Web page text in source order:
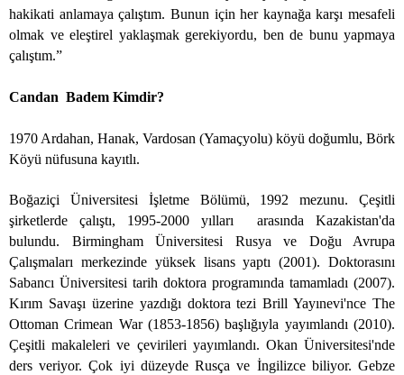
hakikati anlamaya çalıştım. Bunun için her kaynağa karşı mesafeli
olmak ve eleştirel yaklaşmak gerekiyordu, ben de bunu yapmaya
çalıştım.”
Candan Badem Kimdir?
1970 Ardahan, Hanak, Vardosan (Yamaçyolu) köyü doğumlu, Börk
Köyü nüfusuna kayıtlı.
Boğaziçi Üniversitesi İşletme Bölümü, 1992 mezunu. Çeşitli
şirketlerde çalıştı, 1995-2000 yılları arasında Kazakistan'da
bulundu. Birmingham Üniversitesi Rusya ve Doğu Avrupa
Çalışmaları merkezinde yüksek lisans yaptı (2001). Doktorasını
Sabancı Üniversitesi tarih doktora programında tamamladı (2007).
Kırım Savaşı üzerine yazdığı doktora tezi Brill Yayınevi'nce The
Ottoman Crimean War (1853-1856) başlığıyla yayımlandı (2010).
Çeşitli makaleleri ve çevirileri yayımlandı. Okan Üniversitesi'nde
ders veriyor. Çok iyi düzeyde Rusça ve İngilizce biliyor. Gebze